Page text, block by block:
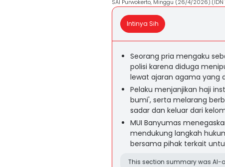
SAI Purwokerto, Minggu (26/4/
Intinya Sih
Seorang pria mengaku
polisi karena diduga
lewat ajaran agama yang
Pelaku menjanjikan haji
bumi', serta melarang
sadar dan keluar dari
MUI Banyumas
mendukung langkah
bersama pihak terkait
This section summary was AI-